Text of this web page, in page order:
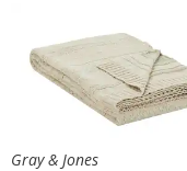
Gray & Jones